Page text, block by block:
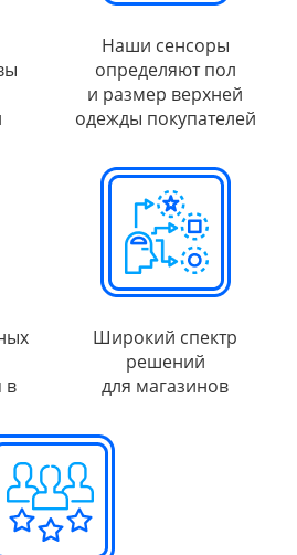
Наши сенсоры
определяют пол
и размер верхней
одежды покупателей
в
Широкий спектр
решений
для магазинов